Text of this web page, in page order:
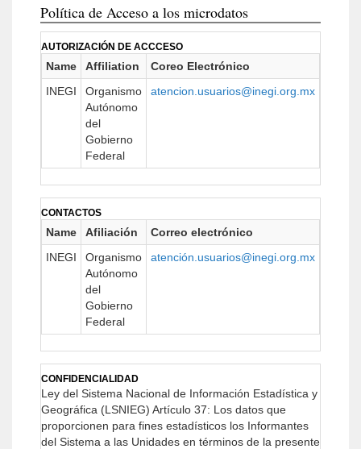
Política de Acceso a los microdatos
AUTORIZACIÓN DE ACCCESO
Name Affiliation Coreo Electrónico
INEGI
Organismo
Autónomo
del
Gobierno
Federal
atencion.usuarios@inegi.org.mx
CONTACTOS
Name Afiliación Correo electrónico
INEGI
Organismo
Autónomo
del
Gobierno
Federal
atención.usuarios@inegi.org.mx
CONFIDENCIALIDAD
Ley del Sistema Nacional de Información Estadística y
Geográfica (LSNIEG) Artículo 37: Los datos que
proporcionen para fines estadísticos los Informantes
del Sistema a las Unidades en términos de la presente